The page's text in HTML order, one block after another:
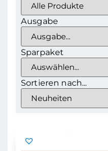
Ausgabe
Sparpaket
Sortieren nach...